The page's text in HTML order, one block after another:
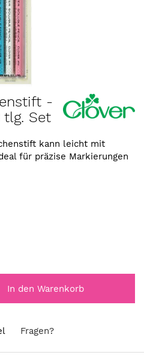
-
Set
kann leicht mit
für präzise Markierungen
In den Warenkorb
Fragen?